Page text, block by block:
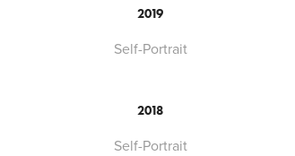
2019
Self-Portrait
2018
Self-Portrait